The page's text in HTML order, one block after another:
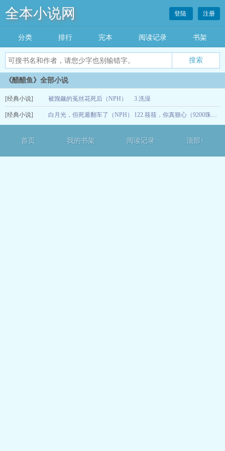
全本小说网 登陆 注册
分类 排行 完本 阅读记录 书架
《醋醋鱼》全部小说
[经典小说] 被觊觎的菟丝花死后（NPH） 3.洗澡
06-01
[经典小说] 白月光，但死遁翻车了（NPH） 122.筱筱，你真狠心（9200珠加更）
首页 我的书架 阅读记录 顶部↑